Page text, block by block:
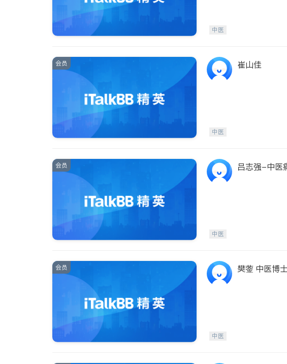
中医
会员 崔山佳
中医
会员 吕志强-中医
中医
会员 樊蓥 中医博
中医